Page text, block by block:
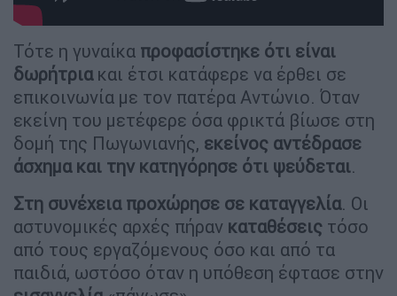
Τότε η γυναίκα προφασίστηκε ότι είναι
δωρήτριακαι έτσι κατάφερε να έρθει σε
επικοινωνία με τον πατέρα Αντώνιο. Όταν
εκείνη του μετέφερε όσα φρικτά βίωσε στη
δομή της Πωγωνιανής, εκείνος αντέδρασε
άσχημα και την κατηγόρησε ότι ψεύδεται.
Στη συνέχεια προχώρησε σε καταγγελία. Οι
αστυνομικές αρχές πήραν καταθέσεις τόσο
από τους εργαζόμενους όσο και από τα
παιδιά, ωστόσο όταν η υπόθεση έφτασε στην